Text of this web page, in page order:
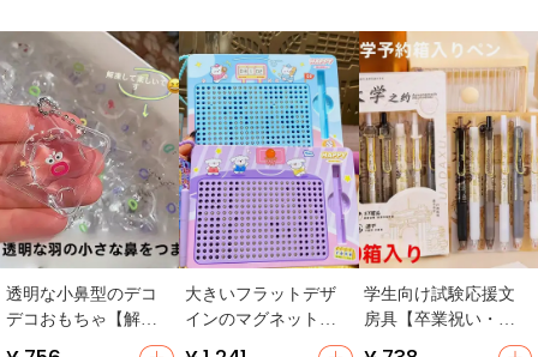
透明な小鼻型のデコ
デコおもちゃ【解
消・学生向け・誕生
大きいフラットデザ
インのマグネットお
もちゃ【運動デザイ
学生向け試験応援文
房具【卒業祝い・小
学生・中高生用・贈